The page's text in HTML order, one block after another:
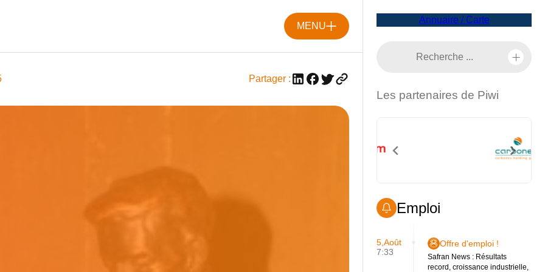
MENU
Partager :
Annuaire / Carte
Les partenaires de Piwi
Emploi
5,Août
7:33
Offre d'emploi !
Safran News : Résultats
record, croissance industrielle,